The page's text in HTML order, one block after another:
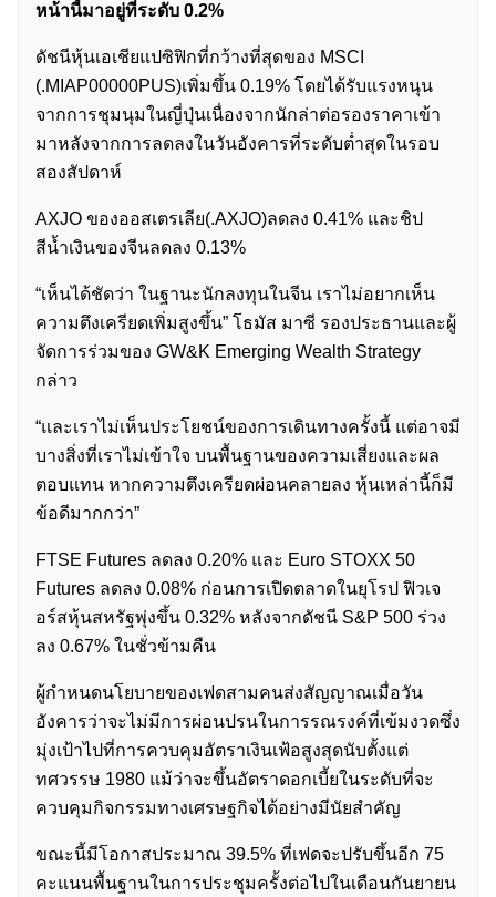
หน้านี้มาอยู่ที่ระดับ 0.2%
ดัชนีหุ้นเอเชียแปซิฟิกที่กว้างที่สุดของ MSCI
(.MIAP00000PUS)เพิ่มขึ้น 0.19% โดยได้รับแรงหนุน
จากการชุมนุมในญี่ปุ่นเนื่องจากนักล่าต่อรองราคาเข้า
มาหลังจากการลดลงในวันอังคารที่ระดับต่ำสุดในรอบ
สองสัปดาห์
AXJO ของออสเตรเลีย(.AXJO)ลดลง 0.41% และชิป
สีน้ำเงินของจีนลดลง 0.13%
“เห็นได้ชัดว่า ในฐานะนักลงทุนในจีน เราไม่อยากเห็น
ความตึงเครียดเพิ่มสูงขึ้น” โธมัส มาซี รองประธานและผู้
จัดการร่วมของ GW&K Emerging Wealth Strategy
กล่าว
“และเราไม่เห็นประโยชน์ของการเดินทางครั้งนี้ แต่อาจมี
บางสิ่งที่เราไม่เข้าใจ บนพื้นฐานของความเสี่ยงและผล
ตอบแทน หากความตึงเครียดผ่อนคลายลง หุ้นเหล่านี้ก็มี
ข้อดีมากกว่า”
FTSE Futures ลดลง 0.20% และ Euro STOXX 50
Futures ลดลง 0.08% ก่อนการเปิดตลาดในยุโรป ฟิวเจ
อร์สหุ้นสหรัฐพุ่งขึ้น 0.32% หลังจากดัชนี S&P 500 ร่วง
ลง 0.67% ในชั่วข้ามคืน
ผู้กำหนดนโยบายของเฟดสามคนส่งสัญญาณเมื่อวัน
อังคารว่าจะไม่มีการผ่อนปรนในการรณรงค์ที่เข้มงวดซึ่ง
มุ่งเป้าไปที่การควบคุมอัตราเงินเฟ้อสูงสุดนับตั้งแต่
ทศวรรษ 1980 แม้ว่าจะขึ้นอัตราดอกเบี้ยในระดับที่จะ
ควบคุมกิจกรรมทางเศรษฐกิจได้อย่างมีนัยสำคัญ
ขณะนี้มีโอกาสประมาณ 39.5% ที่เฟดจะปรับขึ้นอีก 75
คะแนนพื้นฐานในการประชุมครั้งต่อไปในเดือนกันยายน